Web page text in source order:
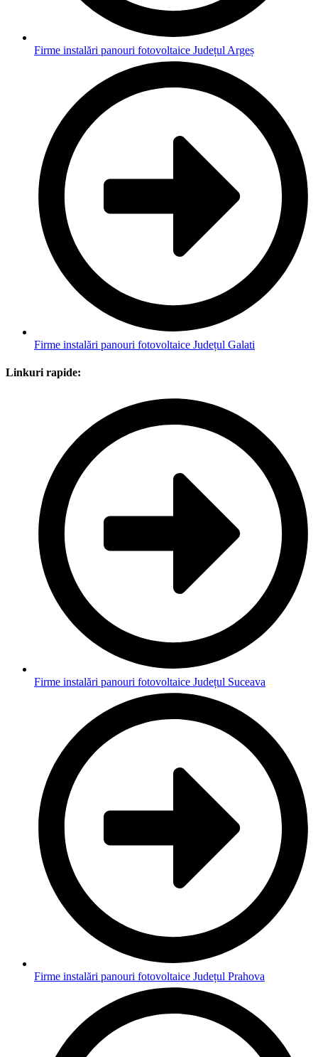
Firme instalări panouri fotovoltaice Județul Argeș
Firme instalări panouri fotovoltaice Județul Galati
Linkuri rapide:
Firme instalări panouri fotovoltaice Județul Suceava
Firme instalări panouri fotovoltaice Județul Prahova